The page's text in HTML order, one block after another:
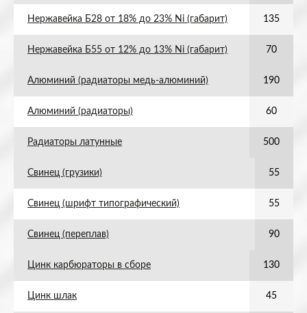
Нержавейка Б28 от 18% до 23% Ni (габарит) 135
Нержавейка Б55 от 12% до 13% Ni (габарит) 70
Алюминий (радиаторы медь-алюминий) 190
Алюминий (радиаторы) 60
Радиаторы латунные 500
Свинец (грузики) 55
Свинец (шрифт типографический) 55
Свинец (переплав) 90
Цинк карбюраторы в сборе 130
Цинк шлак 45